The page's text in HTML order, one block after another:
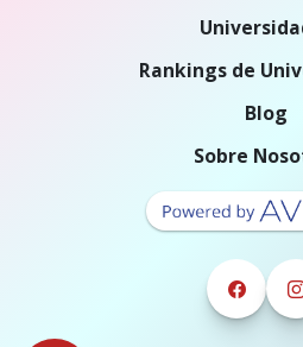
Rankings de
Blog
Sobre